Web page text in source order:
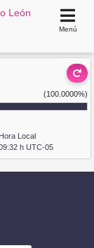
León
Menú
(100.0000%)
Hora Local
h UTC-05